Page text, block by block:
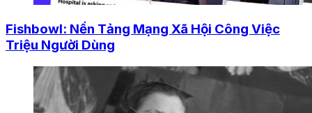
Fishbowl: Nền Tảng Mạng Xã Hội Công Việc
Triệu Người Dùng